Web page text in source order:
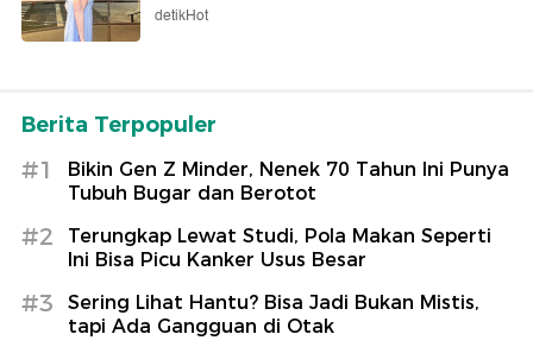
detikHot
Berita Terpopuler
#1
Bikin Gen Z Minder, Nenek 70 Tahun Ini Punya
Tubuh Bugar dan Berotot
#2
Terungkap Lewat Studi, Pola Makan Seperti
Ini Bisa Picu Kanker Usus Besar
#3
Sering Lihat Hantu? Bisa Jadi Bukan Mistis,
tapi Ada Gangguan di Otak